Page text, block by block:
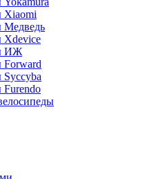
Xiaomi
Медведь
Xdevice
ИЖ
Forward
Syccyba
Furendo